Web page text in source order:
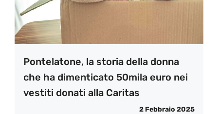
Pontelatone, la storia della donna
che ha dimenticato 50mila euro nei
vestiti donati alla Caritas
2 Febbraio 2025